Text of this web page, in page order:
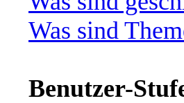
Was sind
Benutzer-